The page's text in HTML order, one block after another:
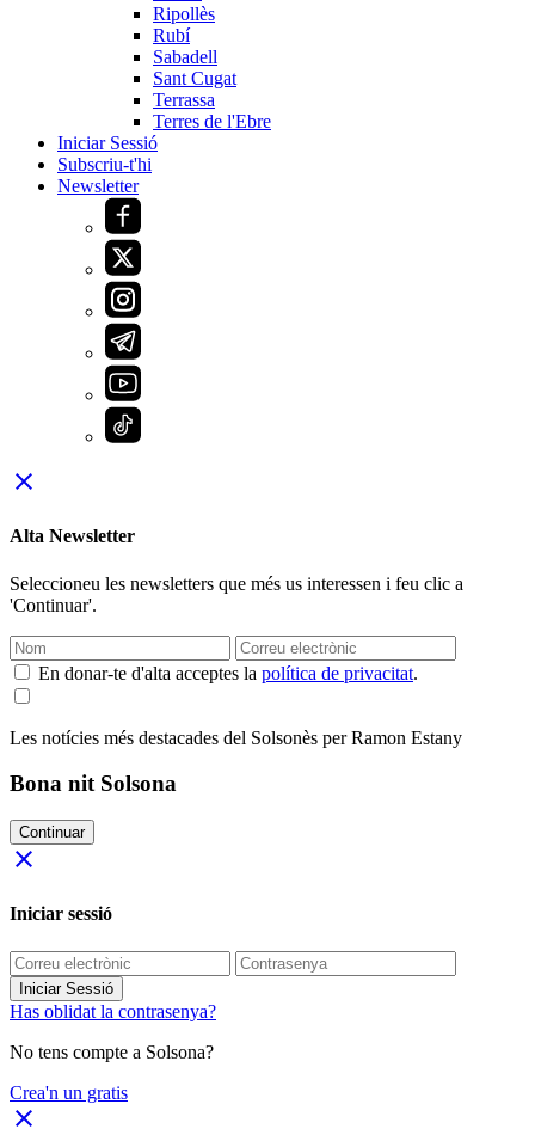
Ripollès
Rubí
Sabadell
Sant Cugat
Terrassa
Terres de l'Ebre
Iniciar Sessió
Subscriu-t'hi
Newsletter
close
Alta Newsletter
Seleccioneu les newsletters que més us interessen i feu clic a
'Continuar'.
En donar-te d'alta acceptes la política de privacitat.
Les notícies més destacades del Solsonès per Ramon Estany
Bona nit Solsona
Continuar
close
Iniciar sessió
Iniciar Sessió
Has oblidat la contrasenya?
No tens compte a Solsona?
Crea'n un gratis
close